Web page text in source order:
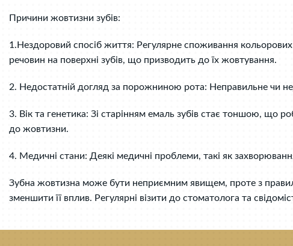
Причини жовтизни зубів:
1.Нездоровий спосіб життя: Регулярне споживання
речовин на поверхні зубів, що призводить до їх жовтування.
2. Недостатній догляд за порожниною рота: Неправильне чи
3. Вік та генетика: Зі старінням емаль зубів стає тоншою, що
до жовтизни.
4. Медичні стани: Деякі медичні проблеми, такі як
Зубна жовтизна може бути неприємним явищем, проте з
зменшити її вплив. Регулярні візити до стоматолога та